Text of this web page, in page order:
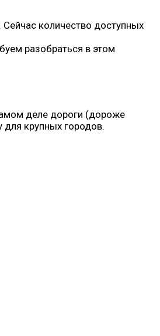
количество доступных
разобраться в этом
деле дороги (дороже
для крупных городов.